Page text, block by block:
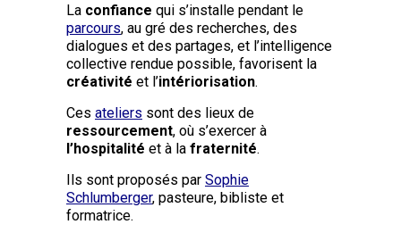
La confiance qui s’installe pendant le
parcours, au gré des recherches, des
dialogues et des partages, et l’intelligence
collective rendue possible, favorisent la
créativité et l’intériorisation.
Ces ateliers sont des lieux de
ressourcement, où s’exercer à
l’hospitalité et à la fraternité.
Ils sont proposés par Sophie
Schlumberger, pasteure, bibliste et
formatrice.